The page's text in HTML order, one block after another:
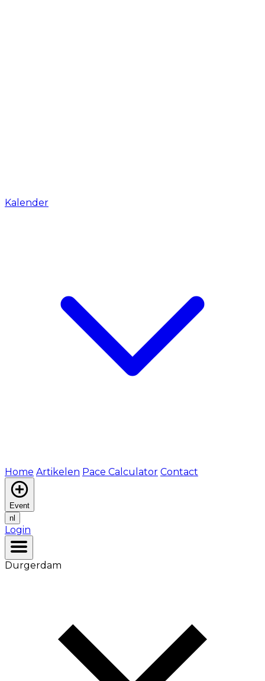
Kalender
Home Artikelen Pace Calculator Contact
Event
nl
Login
Durgerdam